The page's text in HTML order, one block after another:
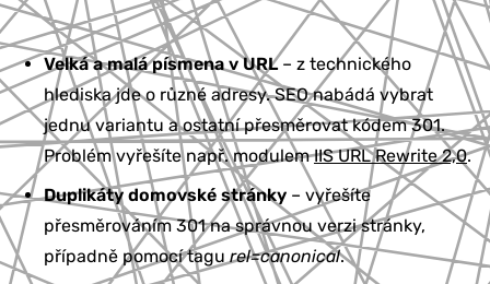
Velká a malá písmena v URL– z technického
hlediska jde o různé adresy. SEO nabádá vybrat
jednu variantu a ostatní přesměrovat kódem 301.
Problém vyřešíte např. modulemIIS URL Rewrite 2,0.
Duplikáty domovské stránky – vyřešíte
přesměrováním 301 na správnou verzi stránky,
případně pomocí tagurel=canonical.